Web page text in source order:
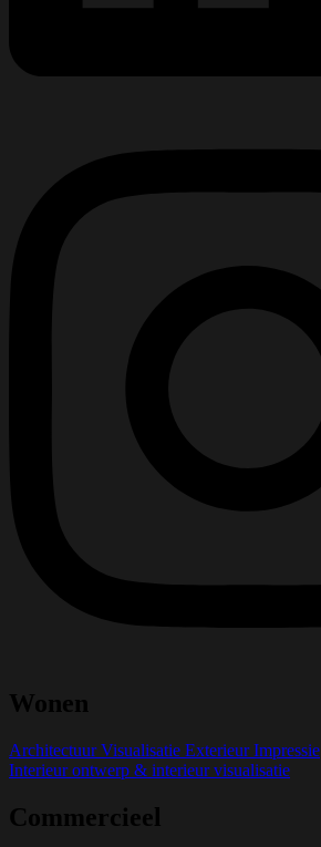
Wonen
Architectuur Visualisatie Exterieur Impressie
Interieur ontwerp & interieur visualisatie
Commercieel